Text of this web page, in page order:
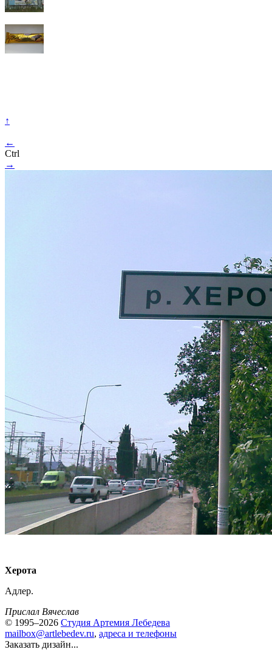
↑
←
Ctrl
→
Херота
Адлер.
Прислал Вячеслав
© 1995–2026 Студия Артемия Лебедева
mailbox@artlebedev.ru, адреса и телефоны
Заказать дизайн...